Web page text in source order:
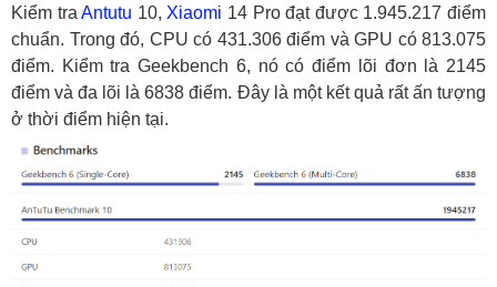
Kiểm traAntutu 10, Xiaomi 14 Pro đạt được 1.945.217 điểm
chuẩn. Trong đó, CPU có 431.306 điểm và GPU có 813.075
điểm. Kiểm tra Geekbench 6, nó có điểm lõi đơn là 2145
điểm và đa lõi là 6838 điểm. Đây là một kết quả rất ấn tượng
ở thời điểm hiện tại.